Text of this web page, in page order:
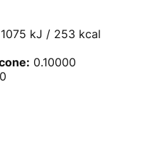
1075 kJ / 253 kcal
0.10000